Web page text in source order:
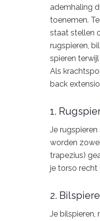
ademhaling
toenemen.
staat stellen
rugspieren,
spieren
Als
back
1.
Je
worden
trapezius)
je torso recht
2.
Je bilspieren,